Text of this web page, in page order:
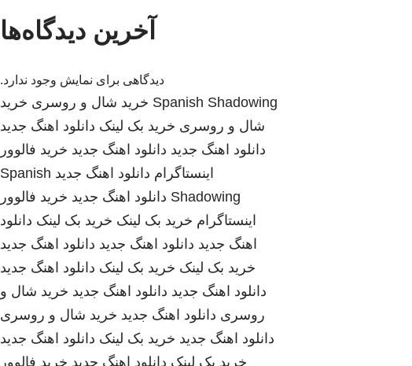
آخرین دیدگاه‌ها
دیدگاهی برای نمایش وجود ندارد.
Spanish Shadowing خرید شال و روسری خرید
شال و روسری خرید بک لینک دانلود اهنگ جدید
دانلود اهنگ جدید دانلود اهنگ جدید خرید فالوور
اینستاگرام دانلود اهنگ جدید Spanish
Shadowing دانلود اهنگ جدید خرید فالوور
اینستاگرام خرید بک لینک خرید بک لینک دانلود
اهنگ جدید دانلود اهنگ جدید دانلود اهنگ جدید
خرید بک لینک خرید بک لینک دانلود اهنگ جدید
دانلود اهنگ جدید دانلود اهنگ جدید خرید شال و
روسری دانلود اهنگ جدید خرید شال و روسری
دانلود اهنگ جدید خرید بک لینک دانلود اهنگ جدید
خرید بک لینک دانلود اهنگ جدید خرید فالوور